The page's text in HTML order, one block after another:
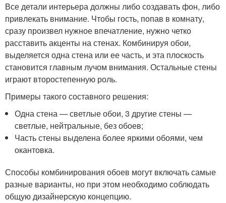
Все детали интерьера должны либо создавать фон, либо
привлекать внимание. Чтобы гость, попав в комнату,
сразу произвел нужное впечатление, нужно четко
расставить акценты на стенах. Комбинируя обои,
выделяется одна стена или ее часть, и эта плоскость
становится главным лучом внимания. Остальные стены
играют второстепенную роль.
Примеры такого составного решения:
Одна стена — светлые обои, 3 другие стены —
светлые, нейтральные, без обоев;
Часть стены выделена более яркими обоями, чем
окантовка.
Способы комбинирования обоев могут включать самые
разные варианты, но при этом необходимо соблюдать
общую дизайнерскую концепцию.